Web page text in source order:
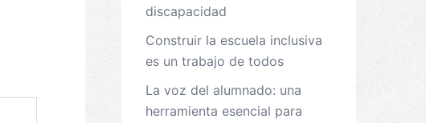
discapacidad
Construir la escuela inclusiva
es un trabajo de todos
La voz del alumnado: una
herramienta esencial para